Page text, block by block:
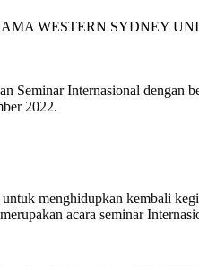
WESTERN SYDNEY
Seminar Internasional dengan
2022.
menghidupkan kembali
acara seminar